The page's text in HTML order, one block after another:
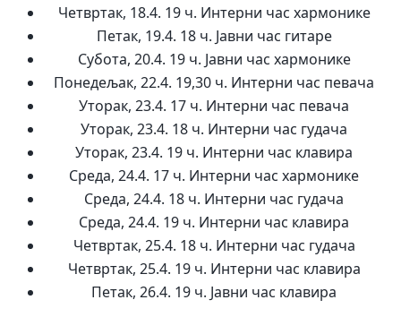
Четвртак, 18.4. 19 ч. Интерни час хармонике
Петак, 19.4. 18 ч. Јавни час гитаре
Субота, 20.4. 19 ч. Јавни час хармонике
Понедељак, 22.4. 19,30 ч. Интерни час певача
Уторак, 23.4. 17 ч. Интерни час певача
Уторак, 23.4. 18 ч. Интерни час гудача
Уторак, 23.4. 19 ч. Интерни час клавира
Среда, 24.4. 17 ч. Интерни час хармонике
Среда, 24.4. 18 ч. Интерни час гудача
Среда, 24.4. 19 ч. Интерни час клавира
Четвртак, 25.4. 18 ч. Интерни час гудача
Четвртак, 25.4. 19 ч. Интерни час клавира
Петак, 26.4. 19 ч. Јавни час клавира